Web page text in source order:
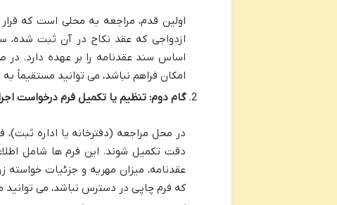
اولین قدم، مراجعه به محلی است که
ازدواجی که عقد نکاح در آن ثبت شده،
اساس سند عقدنامه را بر عهده دارد. در
امکان فراهم نباشد، می توانید مستقیماً
گام دوم: تنظیم یا تکمیل فرم درخواست
در محل مراجعه (دفترخانه یا اداره
دقت تکمیل شوند. این فرم ها شامل
عقدنامه، میزان مهریه و جزئیات
که فرم چاپی در دسترس نباشد، می توانید